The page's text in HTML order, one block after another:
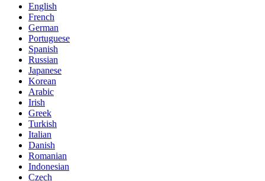
English
French
German
Portuguese
Spanish
Russian
Japanese
Korean
Arabic
Irish
Greek
Turkish
Italian
Danish
Romanian
Indonesian
Czech